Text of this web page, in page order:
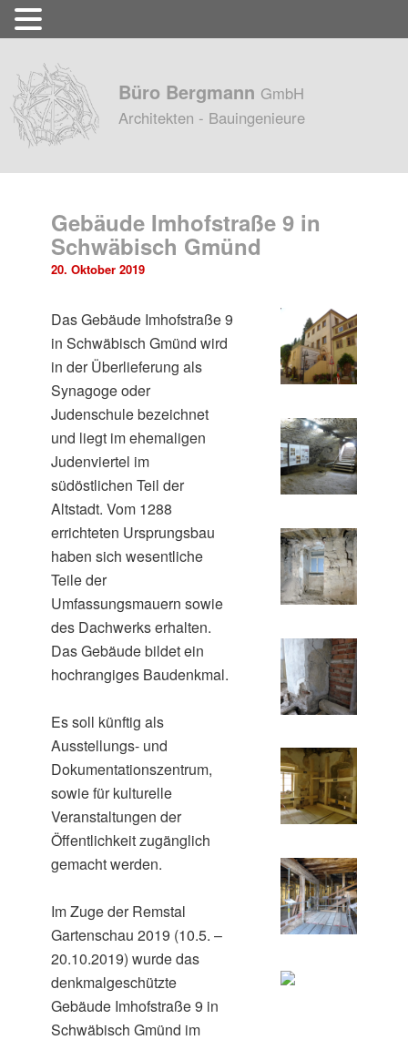
Büro Bergmann GmbH
Architekten - Bauingenieure
Gebäude Imhofstraße 9 in
Schwäbisch Gmünd
20. Oktober 2019
Das Gebäude Imhofstraße 9
in Schwäbisch Gmünd wird
in der Überlieferung als
Synagoge oder
Judenschule bezeichnet
und liegt im ehemaligen
Judenviertel im
südöstlichen Teil der
Altstadt. Vom 1288
errichteten Ursprungsbau
haben sich wesentliche
Teile der
Umfassungsmauern sowie
des Dachwerks erhalten.
Das Gebäude bildet ein
hochrangiges Baudenkmal.
Es soll künftig als
Ausstellungs- und
Dokumentationszentrum,
sowie für kulturelle
Veranstaltungen der
Öffentlichkeit zugänglich
gemacht werden.
Im Zuge der Remstal
Gartenschau 2019 (10.5. –
20.10.2019) wurde das
denkmalgeschützte
Gebäude Imhofstraße 9 in
Schwäbisch Gmünd im